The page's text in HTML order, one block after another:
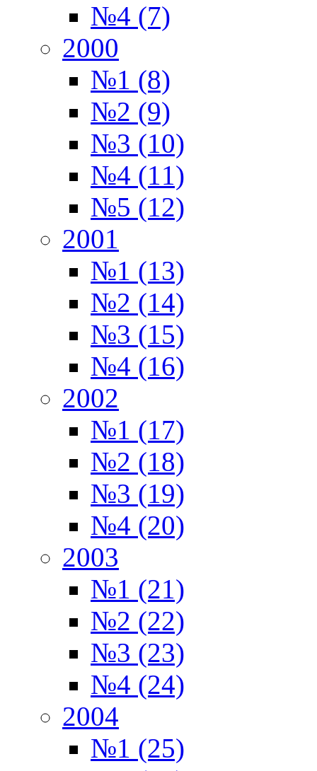
№4 (7)
2000
№1 (8)
№2 (9)
№3 (10)
№4 (11)
№5 (12)
2001
№1 (13)
№2 (14)
№3 (15)
№4 (16)
2002
№1 (17)
№2 (18)
№3 (19)
№4 (20)
2003
№1 (21)
№2 (22)
№3 (23)
№4 (24)
2004
№1 (25)